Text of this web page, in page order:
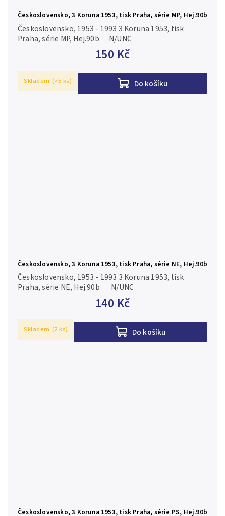
Československo, 3 Koruna 1953, tisk Praha, série MP, Hej.90b
150 Kč
Do košíku
Československo, 1953 - 1993 3 Koruna 1953, tisk
Praha, série MP, Hej.90b N/UNC
Skladem (>5 ks)
Československo, 3 Koruna 1953, tisk Praha, série NE, Hej.90b
140 Kč
Do košíku
Československo, 1953 - 1993 3 Koruna 1953, tisk
Praha, série NE, Hej.90b N/UNC
Skladem (2 ks)
Československo, 3 Koruna 1953, tisk Praha, série PS, Hej.90b